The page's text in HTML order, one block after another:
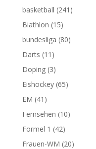
basketball (241)
Biathlon (15)
bundesliga (80)
Darts (11)
Doping(3)
Eishockey(65)
EM (41)
Fernsehen (10)
Formel 1 (42)
Frauen-WM (20)